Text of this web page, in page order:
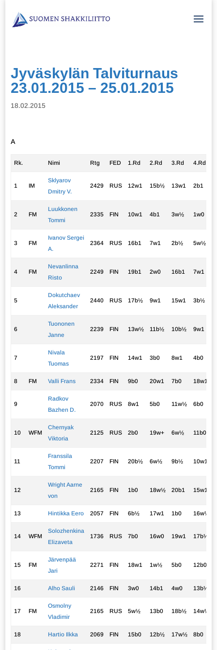
Jyväskylän Talviturnaus
23.01.2015 – 25.01.2015
18.02.2015
A
Rk. Nimi Rtg FED 1.Rd 2.Rd 3.Rd 4.Rd
1 IM
Sklyarov
Dmitry V.
2429 RUS 12w1 15b½ 13w1 2b1
2 FM
Luukkonen
Tommi
2335 FIN 10w1 4b1 3w½ 1w0
3 FM
Ivanov Sergei
A.
2364 RUS 16b1 7w1 2b½ 5w½
4 FM
Nevanlinna
Risto
2249 FIN 19b1 2w0 16b1 7w1
5
Dokutchaev
Aleksander
2440 RUS 17b½ 9w1 15w1 3b½
6
Tuononen
Janne
2239 FIN 13w½ 11b½ 10b½ 9w1
7
Nivala
Tuomas
2197 FIN 14w1 3b0 8w1 4b0
8 FM Valli Frans 2334 FIN 9b0 20w1 7b0 18w1
9
Radkov
Bazhen D.
2070 RUS 8w1 5b0 11w½ 6b0
10 WFM
Chernyak
Viktoria
2125 RUS 2b0 19w+ 6w½ 11b0
11
Franssila
Tommi
2207 FIN 20b½ 6w½ 9b½ 10w1
12
Wright Aarne
von
2165 FIN 1b0 18w½ 20b1 15w1
13 Hintikka Eero 2057 FIN 6b½ 17w1 1b0 16w½
14 WFM
Solozhenkina
Elizaveta
1736 RUS 7b0 16w0 19w1 17b½
15 FM
Järvenpää
Jari
2271 FIN 18w1 1w½ 5b0 12b0
16 Alho Sauli 2146 FIN 3w0 14b1 4w0 13b½
17 FM
Osmolny
Vladimir
2165 RUS 5w½ 13b0 18b½ 14w½
18 Hartio Ilkka 2069 FIN 15b0 12b½ 17w½ 8b0